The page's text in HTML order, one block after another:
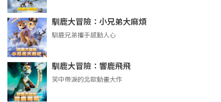
馴鹿大冒險：小兄弟大麻煩
馴鹿兄弟攜手感動人心
馴鹿大冒險：響鹿飛飛
笑中帶淚的北歐動畫大作